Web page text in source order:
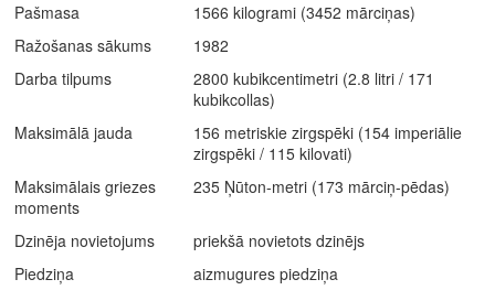
Pašmasa
1566 kilogrami (3452 mārciņas)
Ražošanas sākums
1982
Darba tilpums
2800 kubikcentimetri (2.8 litri / 171
kubikcollas)
Maksimālā jauda
156 metriskie zirgspēki (154 imperiālie
zirgspēki / 115 kilovati)
Maksimālais griezes
moments
235 Ņūton-metri (173 mārciņ-pēdas)
Dzinēja novietojums
priekšā novietots dzinējs
Piedziņa
aizmugures piedziņa